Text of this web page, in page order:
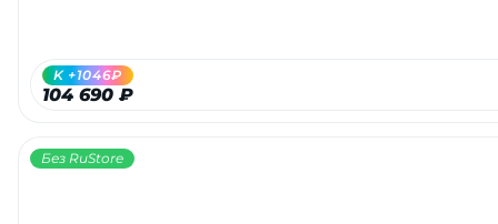
104 690 ₽
K +1046₽
Без RuStore